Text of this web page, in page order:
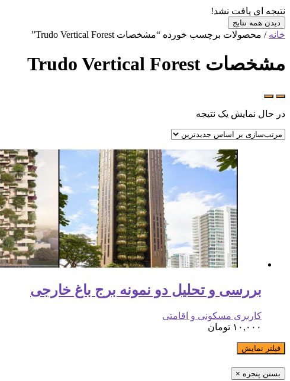
نتیجه ای یافت نشد!
دیدن همه نتایج
خانه / محصولات برچسب خورده “مشخصات Trudo Vertical Forest”
مشخصات Trudo Vertical Forest
در حال نمایش یک نتیجه
بررسی و تحلیل دو نمونه برج باغ خارجی
کاربری مسکونی و اقامتی
۱۰,۰۰۰ تومان
فیلتر نمایش
بستن پنجره ×